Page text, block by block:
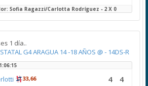
Sofia Ragazzi/Carlotta Rodríguez - 2 X 0
1 día..
G4 ARAGUA 14 -18 AÑOS @ - 14DS-R
33,66 4 4